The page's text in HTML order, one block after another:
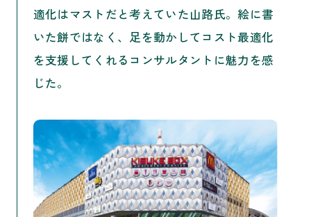
適化はマストだと考えていた山路氏。絵に書
いた餅ではなく、足を動かしてコスト最適化
を支援してくれるコンサルタントに魅力を感
じた。